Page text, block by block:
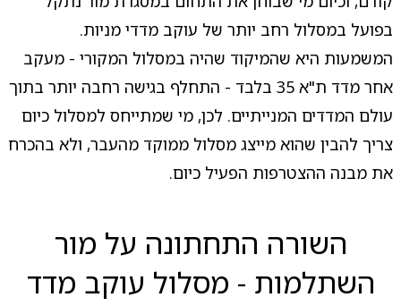
בפועל במסלול רחב יותר של עוקב מדדי מניות.
המשמעות היא שהמיקוד שהיה במסלול המקורי - מעקב
אחר מדד ת"א 35 בלבד - התחלף בגישה רחבה יותר בתוך
עולם המדדים המנייתיים. לכן, מי שמתייחס למסלול כיום
צריך להבין שהוא מייצג מסלול ממוקד מהעבר, ולא בהכרח
את מבנה ההצטרפות הפעיל כיום.
השורה התחתונה על מור
השתלמות - מסלול עוקב מדד